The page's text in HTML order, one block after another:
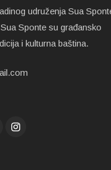
udruženja Sua
Sponte su građansko
i kulturna baština.